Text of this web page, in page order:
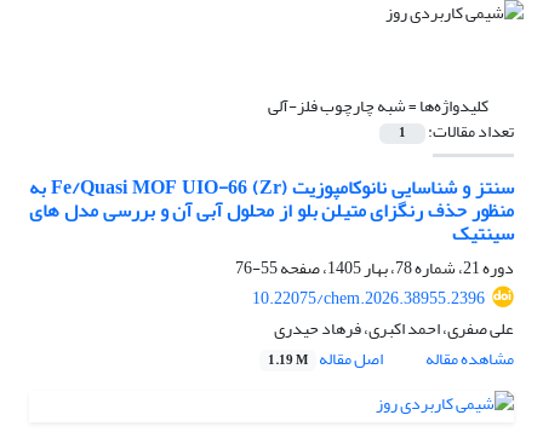
کلیدواژه‌ها =شبه چارچوب فلز-آلی
تعداد مقالات: 1
سنتز و شناسایی نانوکامپوزیت Fe/Quasi MOF UIO-66 (Zr) به
منظور حذف رنگزای متیلن بلو از محلول آبی آن و بررسی مدل های
سینتیک
دوره 21، شماره 78، بهار 1405، صفحه
55-76
10.22075/chem.2026.38955.2396
علی صفری، احمد اکبری، فرهاد حیدری
مشاهده مقاله
اصل مقاله 1.19 M